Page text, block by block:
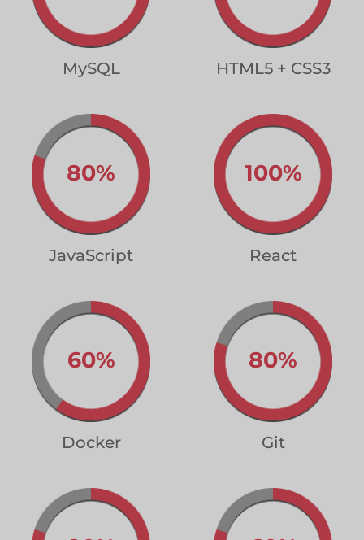
MySQL HTML5 + CSS3
80%
JavaScript
100%
React
60%
Docker
80%
Git